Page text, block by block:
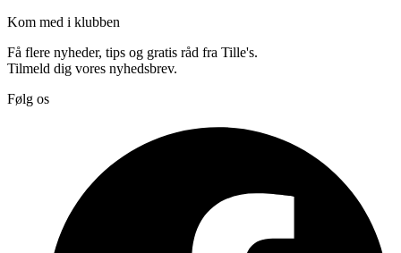
Kom med i klubben
Få flere nyheder, tips og gratis råd fra Tille's.
Tilmeld dig vores nyhedsbrev.
Følg os